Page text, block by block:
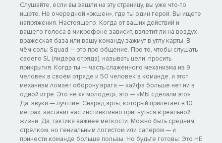
Слушайте, если вы зашли на эту страницу, вы уже что-то
ищете. Не очередной «экшен», где ты один герой. Вы ищете
напряжения. Настоящего. Когда от ваших действий и
вашего голоса в микрофоне зависит, взлетит ли на воздух
вражеская база или вашу команду зажмут в углу карты. В
чём соль: Squad — это про общение. Про то, чтобы слушать
своего SL (лидера отряда), называть цели, просить
прикрытия. Когда ты — часть слаженного механизма из 9
человек в своём отряде и 50 человек в команде, и этот
механизм ломает оборону врага — кайфа больше нет ни в
одной игре. Это не «я молодец», это — «МЫ сделали это».
Да, звуки — лучшие. Снаряд арты, который прилетает в 10
метрах, заставит вас инстинктивно пригнуться в реальной
жизни. Да, тактика важнее меткости. Можно быть средним
стрелком, но гениальным логистом или сапёром — и
принести команде больше пользы. Но будьте готовы: Это НЕ